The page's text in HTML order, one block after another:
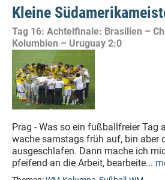
Kleine
Tag 16: Achtelfinale: Brasilien –
Kolumbien – Uruguay 2:0
Prag - Was so ein fußballfreier Tag
wache samstags früh auf, bin aber
ausgeschlafen. Dann mache ich
pfeifend an die Arbeit, bearbeite...